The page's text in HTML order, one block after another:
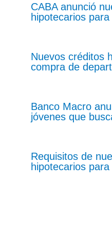
CABA anunció
hipotecarios
Nuevos créditos
compra de
Banco Macro
jóvenes que
Requisitos de
hipotecarios